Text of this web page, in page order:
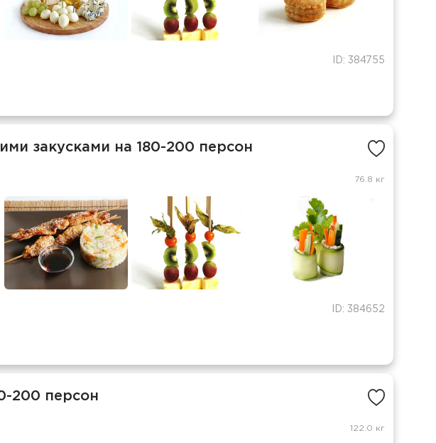
ID: 384755
закусками на 180-200 персон
76.8 кг
ID: 384652
200 персон
122.0 кг